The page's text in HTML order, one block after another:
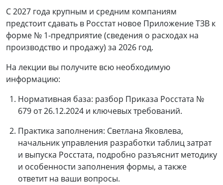
С 2027 года крупным и средним компаниям
предстоит сдавать в Росстат новое Приложение ТЗВ к
форме № 1-предприятие (сведения о расходах на
производство и продажу) за 2026 год.
На лекции вы получите всю необходимую
информацию:
Нормативная база: разбор Приказа Росстата №
679 от 26.12.2024 и ключевых требований.
Практика заполнения: Светлана Яковлева,
начальник управления разработки таблиц затрат
и выпуска Росстата, подробно разъяснит методику
и особенности заполнения формы, а также
ответит на ваши вопросы.